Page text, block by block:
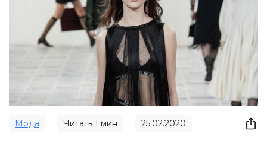
Мода Читать 1 мин 25.02.2020